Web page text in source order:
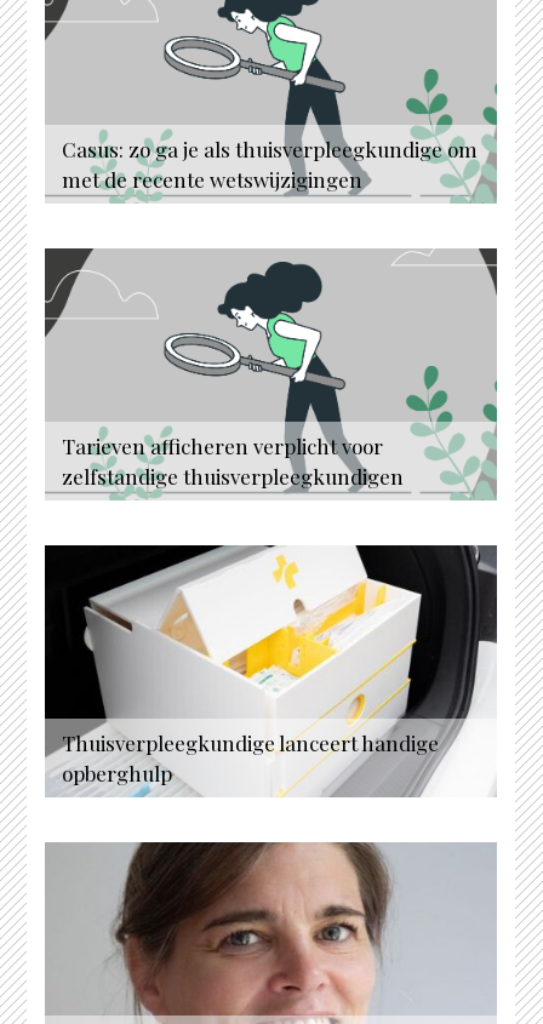
Casus: zo ga je als thuisverpleegkundige om
met de recente wetswijzigingen
Tarieven afficheren verplicht voor
zelfstandige thuisverpleegkundigen
Thuisverpleegkundige lanceert handige
opberghulp